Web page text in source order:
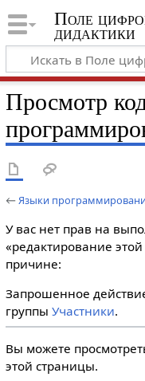
Поле
дидактики
Просмотр
←Языки
У вас нет прав на
«редактирование
причине:
Запрошенное
группы Участники.
Вы можете
этой страницы.